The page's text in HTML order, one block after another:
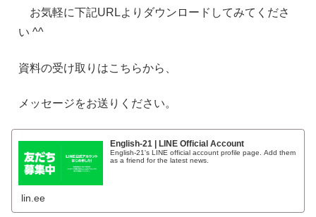
お気軽に下記URLよりダウンロードしてみてくださ
い ^^
資料の受け取りはこちらから、
メッセージをお送りください。
English-21 | LINE Official Account
English-21's LINE official account profile page. Add them
as a friend for the latest news.
lin.ee